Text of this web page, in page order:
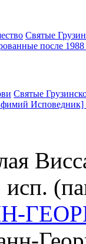
Святые
после 1988
Святые
Исповедник]